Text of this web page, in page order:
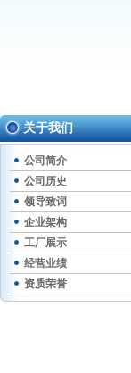
关于我们
公司简介
公司历史
领导致词
企业架构
工厂展示
经营业绩
资质荣誉